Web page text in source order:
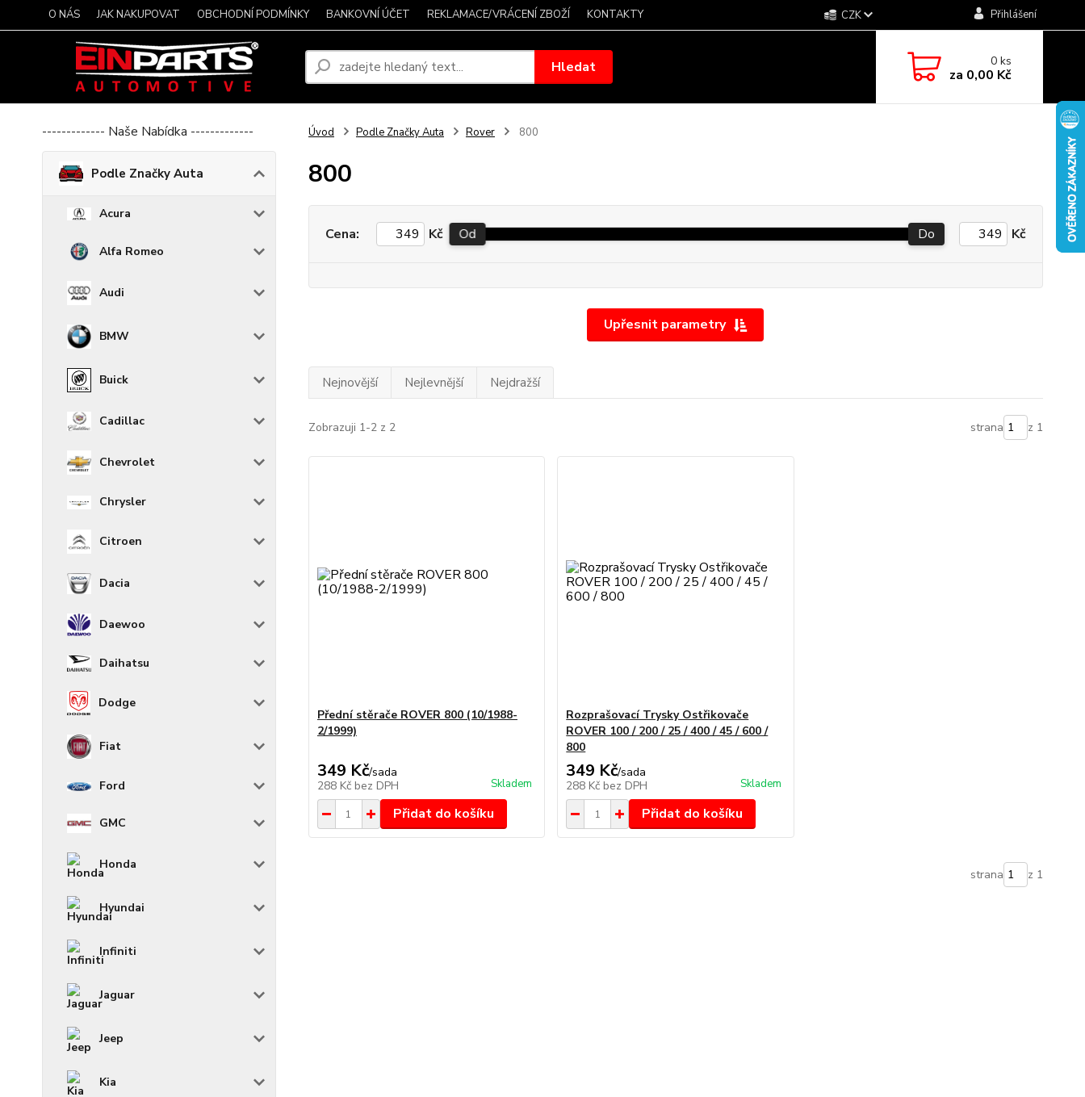
O NÁS JAK NAKUPOVAT OBCHODNÍ PODMÍNKY BANKOVNÍ ÚČET REKLAMACE/VRÁCENÍ ZBOŽÍ KONTAKTY CZK Přihlášení
Hledat 0ks
za 0,00 Kč
------------- Naše Nabídka -------------
Podle Značky Auta
Acura
Alfa Romeo
Audi
BMW
Buick
Cadillac
Chevrolet
Chrysler
Citroen
Dacia
Daewoo
Daihatsu
Dodge
Fiat
Ford
GMC
Honda
Hyundai
Infiniti
Jaguar
Jeep
Kia
Úvod Podle Značky Auta Rover 800
800
Upřesnit parametry
Cena: Kč Od Do Kč
Nejnovější Nejlevnější Nejdražší
Zobrazuji 1-2 z 2 strana z 1
Přední stěrače ROVER 800 (10/1988-
2/1999)
349 Kč/sada
288 Kč bez DPH Skladem
Přidat do košíku
Rozprašovací Trysky Ostřikovače
ROVER 100 / 200 / 25 / 400 / 45 / 600 /
800
349 Kč/sada
288 Kč bez DPH Skladem
Přidat do košíku
strana z 1